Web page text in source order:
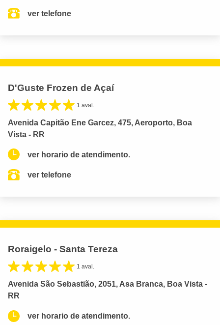
ver telefone
D'Guste Frozen de Açaí
1 aval.
Avenida Capitão Ene Garcez, 475, Aeroporto, Boa
Vista - RR
ver horario de atendimento.
ver telefone
Roraigelo - Santa Tereza
1 aval.
Avenida São Sebastião, 2051, Asa Branca, Boa Vista -
RR
ver horario de atendimento.